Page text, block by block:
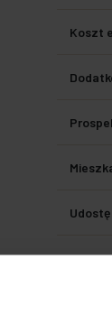
Koszt